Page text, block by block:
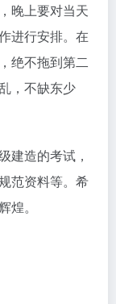
晚上要对当天
进行安排。在
绝不拖到第二
，不缺东少
建造的考试，
范资料等。希
。